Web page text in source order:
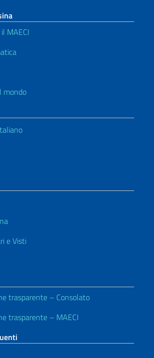
MAECI
mondo
e Visti
trasparente – Consolato
trasparente – MAECI